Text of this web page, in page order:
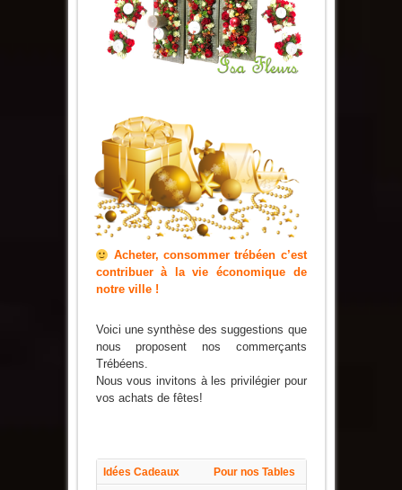
Pensez
Trébéen
!!
Acheter, consommer trébéen c’est
contribuer à la vie économique de
notre ville !
Voici une synthèse des suggestions que
nous proposent nos commerçants
Trébéens.
Nous vous invitons à les privilégier pour
vos achats de fêtes!
Idées Cadeaux Pour nos Tables